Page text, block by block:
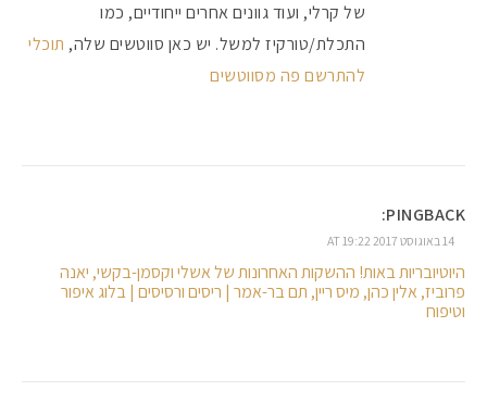
של קרלי, ועוד גוונים אחרים ייחודיים, כמו
התכלת/טורקיז למשל. יש כאן סווטשים שלה, תוכלי
להתרשם פה מסווטשים
PINGBACK:
14 באוגוסט 2017 AT 19:22
היוטיובריות באות! ההשקות האחרונות של אשלי וקסמן-בקשי, יאנה
פרוביז, אלין כהן, מיס ריין, תם בר-אמר | ריסים ורסיסים | בלוג איפור
וטיפוח